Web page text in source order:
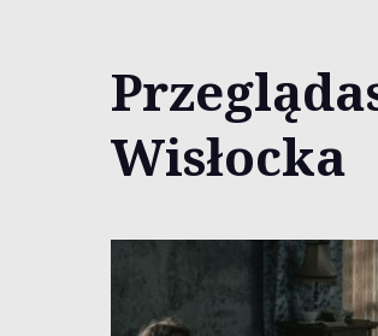
Wisłocka